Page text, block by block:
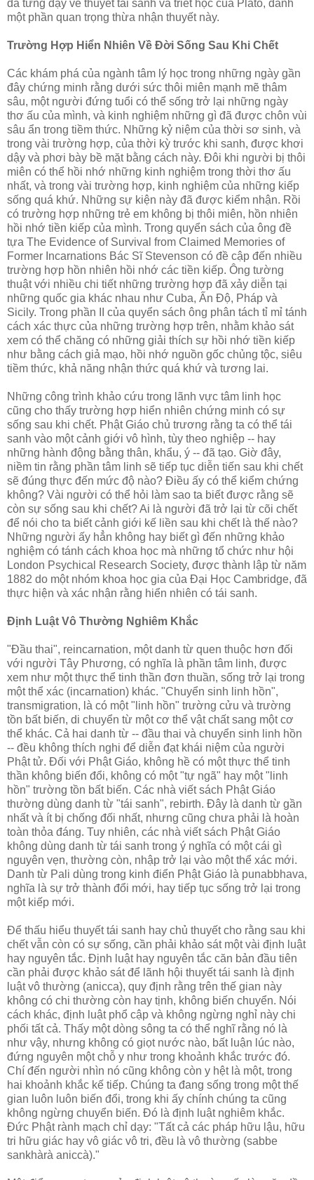
đã từng dạy về thuyết tái sanh và triết học của Plato, dành
một phần quan trọng thừa nhận thuyết này.
Trường Hợp Hiển Nhiên Về Ðời Sống Sau Khi Chết
Các khám phá của ngành tâm lý học trong những ngày gần
đây chứng minh rằng dưới sức thôi miên mạnh mẽ thâm
sâu, một người đứng tuổi có thể sống trở lại những ngày
thơ ấu của mình, và kinh nghiệm những gì đã được chôn vùi
sâu ẩn trong tiềm thức. Những kỷ niệm của thời sơ sinh, và
trong vài trường hợp, của thời kỳ trước khi sanh, được khơi
dậy và phơi bày bề mặt bằng cách này. Ðôi khi người bị thôi
miên có thể hồi nhớ những kinh nghiệm trong thời thơ ấu
nhất, và trong vài trường hợp, kinh nghiệm của những kiếp
sống quá khứ. Những sự kiện này đã được kiểm nhận. Rồi
có trường hợp những trẻ em không bị thôi miên, hồn nhiên
hồi nhớ tiền kiếp của mình. Trong quyển sách của ông đề
tựa The Evidence of Survival from Claimed Memories of
Former Incarnations Bác Sĩ Stevenson có đề cập đến nhiều
trường hợp hồn nhiên hồi nhớ các tiền kiếp. Ông tường
thuật với nhiều chi tiết những trường hợp đã xảy diễn tại
những quốc gia khác nhau như Cuba, Ấn Ðộ, Pháp và
Sicily. Trong phần II của quyển sách ông phân tách tỉ mỉ tánh
cách xác thực của những trường hợp trên, nhằm khảo sát
xem có thể chăng có những giải thích sự hồi nhớ tiền kiếp
như bằng cách giả mạo, hồi nhớ nguồn gốc chủng tộc, siêu
tiềm thức, khả năng nhận thức quá khứ và tương lai.
Những công trình khảo cứu trong lãnh vực tâm linh học
cũng cho thấy trường hợp hiển nhiên chứng minh có sự
sống sau khi chết. Phật Giáo chủ trương rằng ta có thể tái
sanh vào một cảnh giới vô hình, tùy theo nghiệp -- hay
những hành động bằng thân, khẩu, ý -- đã tạo. Giờ đây,
niềm tin rằng phần tâm linh sẽ tiếp tục diễn tiến sau khi chết
sẽ đúng thực đến mức độ nào? Ðiều ấy có thể kiểm chứng
không? Vài người có thể hỏi làm sao ta biết được rằng sẽ
còn sự sống sau khi chết? Ai là người đã trở lại từ cõi chết
để nói cho ta biết cảnh giới kế liền sau khi chết là thế nào?
Những người ấy hẳn không hay biết gì đến những khảo
nghiệm có tánh cách khoa học mà những tổ chức như hội
London Psychical Research Society, được thành lập từ năm
1882 do một nhóm khoa học gia của Ðại Học Cambridge, đã
thực hiện và xác nhận rằng hiển nhiên có tái sanh.
Ðịnh Luật Vô Thường Nghiêm Khắc
"Ðầu thai", reincarnation, một danh từ quen thuộc hơn đối
với người Tây Phương, có nghĩa là phần tâm linh, được
xem như một thực thể tinh thần đơn thuần, sống trở lại trong
một thể xác (incarnation) khác. "Chuyển sinh linh hồn",
transmigration, là có một "linh hồn" trường cửu và trường
tồn bất biến, di chuyển từ một cơ thể vật chất sang một cơ
thể khác. Cả hai danh từ -- đầu thai và chuyển sinh linh hồn
-- đều không thích nghi để diễn đạt khái niệm của người
Phật tử. Ðối với Phật Giáo, không hề có một thực thể tinh
thần không biến đổi, không có một "tự ngã" hay một "linh
hồn" trường tồn bất biến. Các nhà viết sách Phật Giáo
thường dùng danh từ "tái sanh", rebirth. Ðây là danh từ gần
nhất và ít bị chống đối nhất, nhưng cũng chưa phải là hoàn
toàn thỏa đáng. Tuy nhiên, các nhà viết sách Phật Giáo
không dùng danh từ tái sanh trong ý nghĩa có một cái gì
nguyên vẹn, thường còn, nhập trở lại vào một thể xác mới.
Danh từ Pali dùng trong kinh điển Phật Giáo là punabbhava,
nghĩa là sự trở thành đổi mới, hay tiếp tục sống trở lại trong
một kiếp mới.
Ðể thấu hiểu thuyết tái sanh hay chủ thuyết cho rằng sau khi
chết vẫn còn có sự sống, cần phải khảo sát một vài định luật
hay nguyên tắc. Ðịnh luật hay nguyên tắc căn bản đầu tiên
cần phải được khảo sát để lãnh hội thuyết tái sanh là định
luật vô thường (anicca), quy định rằng trên thế gian này
không có chi thường còn hay tịnh, không biến chuyển. Nói
cách khác, định luật phổ cập và không ngừng nghỉ này chi
phối tất cả. Thấy một dòng sông ta có thể nghĩ rằng nó là
như vậy, nhưng không có giọt nước nào, bất luận lúc nào,
đứng nguyên một chỗ y như trong khoảnh khắc trước đó.
Chí đến người nhìn nó cũng không còn y hệt là một, trong
hai khoảnh khắc kế tiếp. Chúng ta đang sống trong một thế
gian luôn luôn biến đổi, trong khi ấy chính chúng ta cũng
không ngừng chuyển biến. Ðó là định luật nghiêm khắc.
Ðức Phật rành mạch chỉ dạy: "Tất cả các pháp hữu lậu, hữu
tri hữu giác hay vô giác vô tri, đều là vô thường (sabbe
sankhàrà aniccà)."